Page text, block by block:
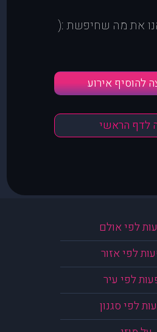
את מה שחיפשת :(
להוסיף אירוע
לדף הראשי
לפי אולם
לפי אזור
לפי עיר
לפי סגנון